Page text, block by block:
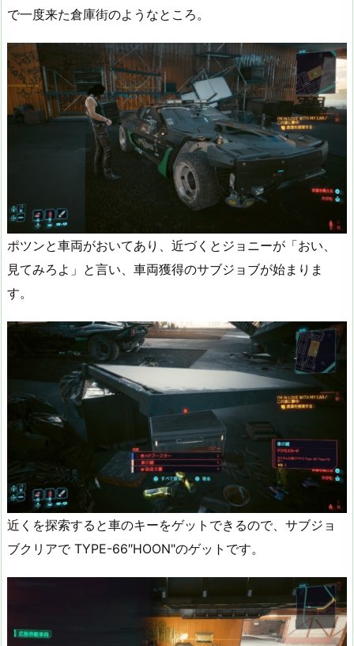
で一度来た倉庫街のようなところ。
ポツンと車両がおいてあり、近づくとジョニーが「おい、
見てみろよ」と言い、車両獲得のサブジョブが始まりま
す。
近くを探索すると車のキーをゲットできるので、サブジョ
ブクリアで TYPE-66″HOON"のゲットです。